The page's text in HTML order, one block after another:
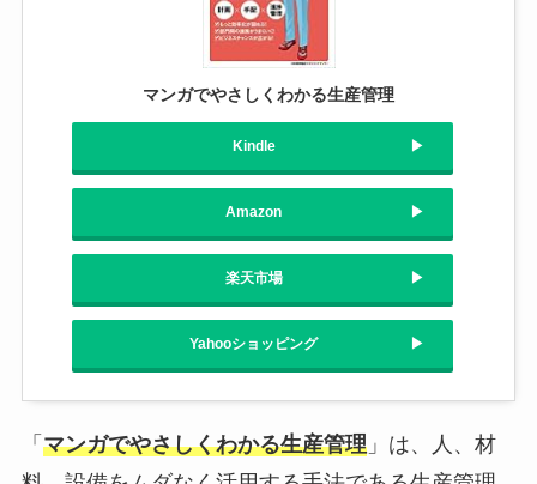
マンガでやさしくわかる生産管理
Kindle
Amazon
楽天市場
Yahooショッピング
「 マンガでやさしくわかる生産管理」は、人、材